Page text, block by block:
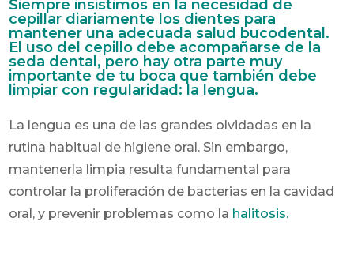
Siempre insistimos en la necesidad de
cepillar diariamente los dientes para
mantener una adecuada salud bucodental.
El uso del cepillo debe acompañarse de la
seda dental, pero hay otra parte muy
importante de tu boca que también debe
limpiar con regularidad: la lengua.
La lengua es una de las grandes olvidadas en la
rutina habitual de higiene oral. Sin embargo,
mantenerla limpia resulta fundamental para
controlar la proliferación de bacterias en la cavidad
oral, y prevenir problemas como la halitosis.